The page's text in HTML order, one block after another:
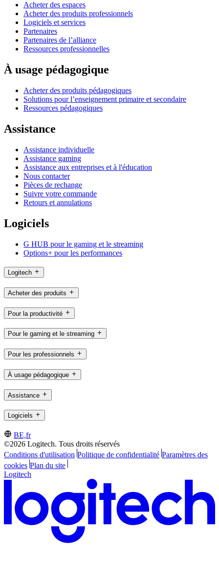
Acheter des espaces
Acheter des produits professionnels
Logiciels et services
Partenaires
Partenaires de l’alliance
Ressources professionnelles
À usage pédagogique
Acheter des produits pédagogiques
Solutions pour l’enseignement primaire et secondaire
Ressources pédagogiques
Assistance
Assistance individuelle
Assistance gaming
Assistance aux entreprises et à l'éducation
Nous contacter
Pièces de rechange
Suivre votre commande
Retours et annulations
Logiciels
G HUB pour le gaming et le streaming
Options+ pour les performances
Logitech
Acheter des produits
Pour la productivité
Pour le gaming et le streaming
Pour les professionnels
À usage pédagogique
Assistance
Logiciels
BE,fr
©2026 Logitech. Tous droits réservés
Conditions d'utilisation Politique de confidentialité Paramètres des
cookies Plan du site
Logitech